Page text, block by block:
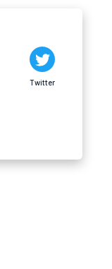
Twitter